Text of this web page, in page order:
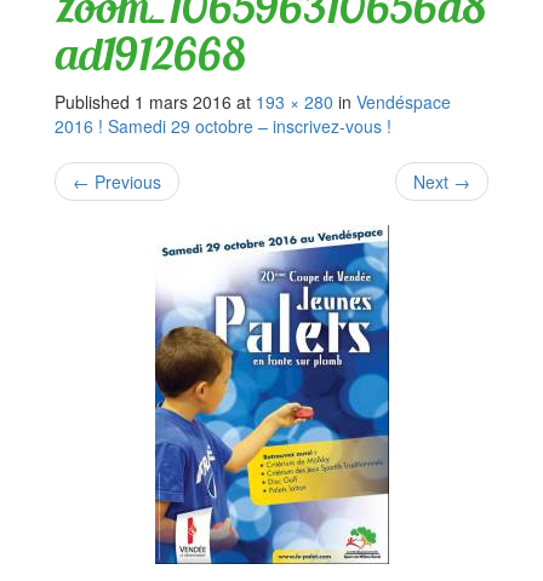
ad1912668
Published 1 mars 2016 at 193 × 280 in Vendéspace
2016 ! Samedi 29 octobre – inscrivez-vous !
← Previous Next →